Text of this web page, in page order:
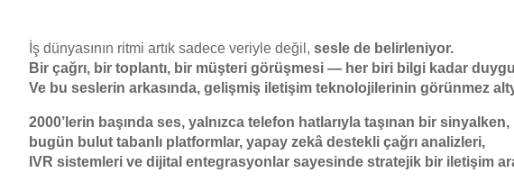
İş dünyasının ritmi artık sadece veriyle değil, sesle de belirleniyor.
Bir çağrı, bir toplantı, bir müşteri görüşmesi — her biri bilgi kadar
Ve bu seslerin arkasında, gelişmiş iletişim teknolojilerinin görünmez
2000’lerin başında ses, yalnızca telefon hatlarıyla taşınan bir sinyalken,
bugün bulut tabanlı platformlar, yapay zekâ destekli çağrı analizleri,
IVR sistemleri ve dijital entegrasyonlar sayesinde stratejik bir iletişim